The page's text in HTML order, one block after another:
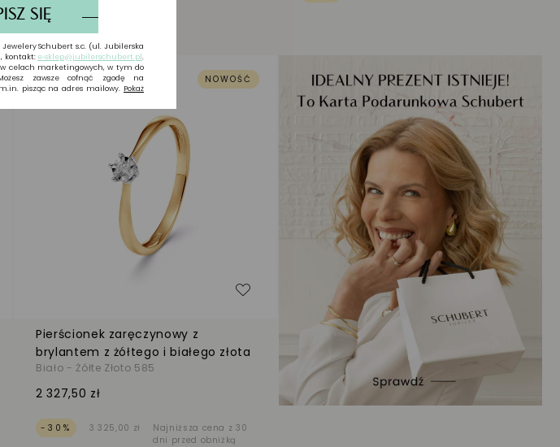
do listy życzeń
NOWOŚĆ
Pierścionek zaręczynowy z
brylantem z żółtego i białego złota
Biało - Żółte Złoto 585
2 327,50 zł
-30% 3 325,00 zł
Najniższa cena z 30
dni przed obniżką
Dodaj do listy życzeń